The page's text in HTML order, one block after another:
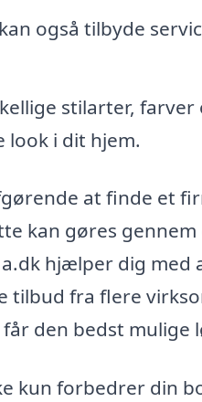
også tilbyde
stilarter, farver
look i dit hjem.
at finde et
kan gøres
hjælper dig med
tilbud fra flere
den bedst mulige
kun forbedrer din